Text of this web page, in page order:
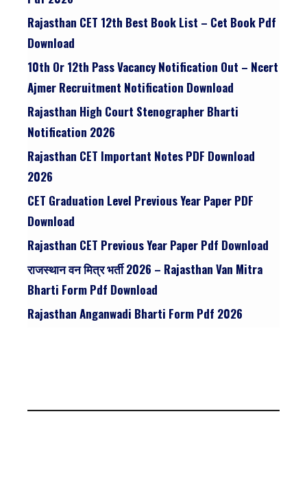
Rajasthan CET 12th Best Book List – Cet Book Pdf
Download
10th Or 12th Pass Vacancy Notification Out – Ncert
Ajmer Recruitment Notification Download
Rajasthan High Court Stenographer Bharti
Notification 2026
Rajasthan CET Important Notes PDF Download
2026
CET Graduation Level Previous Year Paper PDF
Download
Rajasthan CET Previous Year Paper Pdf Download
राजस्थान वन मित्र भर्ती 2026 – Rajasthan Van Mitra
Bharti Form Pdf Download
Rajasthan Anganwadi Bharti Form Pdf 2026